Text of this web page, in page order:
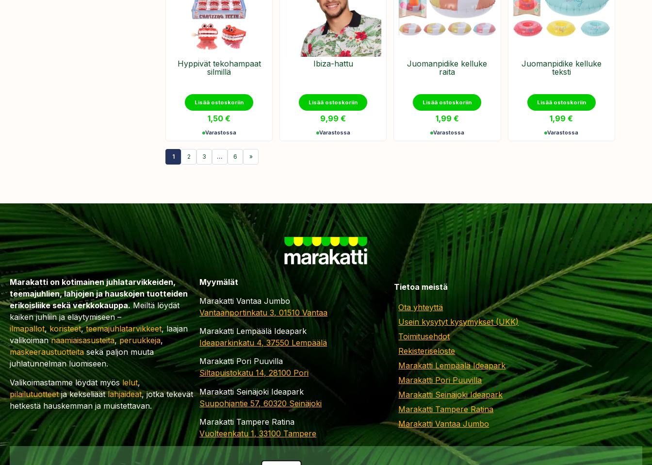
Hyppivät tekohampaat
silmillä
Lisää ostoskoriin
1,50€
Varastossa
Ibiza-hattu
Lisää ostoskoriin
9,99€
Varastossa
Juomanpidike kelluke
raita
Lisää ostoskoriin
1,99 €
Varastossa
Juomanpidike kelluke
teksti
Lisää ostoskoriin
1,99€
Varastossa
1 2 3 … 6 »
Marakatti on kotimainen juhlatarvikkeiden,
teemajuhlien, lahjojen ja hauskojen tuotteiden
erikoisliike sekä verkkokauppa.Meiltä löydät
kaiken juhliin ja eläytymiseen –
ilmapallot,koristeet,teemajuhlatarvikkeet, laajan
valikoimannaamiaisasusteita,peruukkeja,
maskeeraustuotteitasekä paljon muuta
juhlatunnelman luomiseen.
Valikoimastamme löydät myöslelut,
pilailutuotteetja kekseliäätlahjaideat, jotka tekevät
hetkestä hauskemman ja muistettavan.
Myymälät
Marakatti Vantaa Jumbo
Vantaanportinkatu 3, 01510 Vantaa
Marakatti Lempäälä Ideapark
Ideaparkinkatu 4, 37550 Lempäälä
Marakatti Pori Puuvilla
Siltapuistokatu 14, 28100 Pori
Marakatti Seinäjoki Ideapark
Suupohjantie 57, 60320 Seinäjoki
Marakatti Tampere Ratina
Vuolteenkatu 1, 33100 Tampere
Tietoa meistä
Ota yhteyttä
Usein kysytyt kysymykset (UKK)
Toimitusehdot
Rekisteriseloste
Marakatti Lempäälä Ideapark
Marakatti Pori Puuvilla
Marakatti Seinäjoki Ideapark
Marakatti Tampere Ratina
Marakatti Vantaa Jumbo